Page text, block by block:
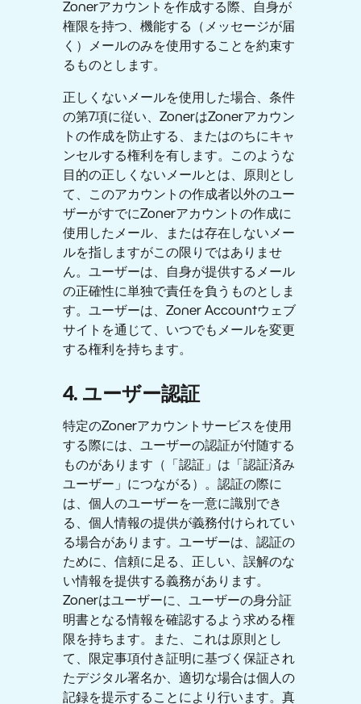
Zonerアカウントを作成する際、自身が
権限を持つ、機能する（メッセージが届
く）メールのみを使用することを約束す
るものとします。
正しくないメールを使用した場合、条件
の第7項に従い、ZonerはZonerアカウン
トの作成を防止する、またはのちにキャ
ンセルする権利を有します。このような
目的の正しくないメールとは、原則とし
て、このアカウントの作成者以外のユー
ザーがすでにZonerアカウントの作成に
使用したメール、または存在しないメー
ルを指しますがこの限りではありませ
ん。ユーザーは、自身が提供するメール
の正確性に単独で責任を負うものとしま
す。ユーザーは、Zoner Accountウェブ
サイトを通じて、いつでもメールを変更
する権利を持ちます。
4. ユーザー認証
特定のZonerアカウントサービスを使用
する際には、ユーザーの認証が付随する
ものがあります（「認証」は「認証済み
ユーザー」につながる）。認証の際に
は、個人のユーザーを一意に識別でき
る、個人情報の提供が義務付けられてい
る場合があります。ユーザーは、認証の
ために、信頼に足る、正しい、誤解のな
い情報を提供する義務があります。
Zonerはユーザーに、ユーザーの身分証
明書となる情報を確認するよう求める権
限を持ちます。また、これは原則とし
て、限定事項付き証明に基づく保証され
たデジタル署名か、適切な場合は個人の
記録を提示することにより行います。真